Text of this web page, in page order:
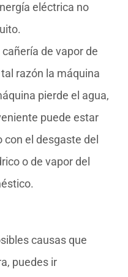
eléctrica no
cañería de vapor de
razón la máquina
pierde el agua,
puede estar
con el desgaste del
o de vapor del
causas que
puedes ir